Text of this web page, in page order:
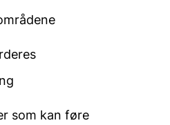
som kan føre